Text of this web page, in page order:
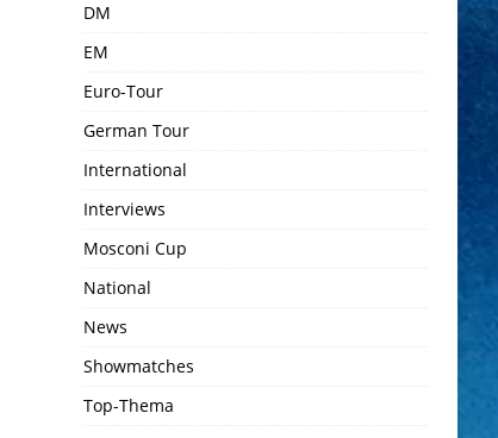
DM
EM
Euro-Tour
German Tour
International
Interviews
Mosconi Cup
National
News
Showmatches
Top-Thema